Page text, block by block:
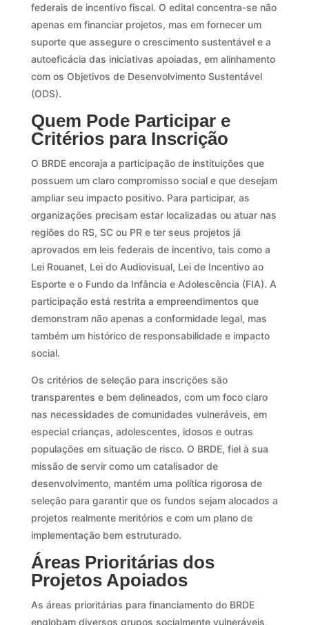
federais de incentivo fiscal. O edital concentra-se não
apenas em financiar projetos, mas em fornecer um
suporte que assegure o crescimento sustentável e a
autoeficácia das iniciativas apoiadas, em alinhamento
com os Objetivos de Desenvolvimento Sustentável
(ODS).
Quem Pode Participar e
Critérios para Inscrição
O BRDE encoraja a participação de instituições que
possuem um claro compromisso social e que desejam
ampliar seu impacto positivo. Para participar, as
organizações precisam estar localizadas ou atuar nas
regiões do RS, SC ou PR e ter seus projetos já
aprovados em leis federais de incentivo, tais como a
Lei Rouanet, Lei do Audiovisual, Lei de Incentivo ao
Esporte e o Fundo da Infância e Adolescência (FIA). A
participação está restrita a empreendimentos que
demonstram não apenas a conformidade legal, mas
também um histórico de responsabilidade e impacto
social.
Os critérios de seleção para inscrições são
transparentes e bem delineados, com um foco claro
nas necessidades de comunidades vulneráveis, em
especial crianças, adolescentes, idosos e outras
populações em situação de risco. O BRDE, fiel à sua
missão de servir como um catalisador de
desenvolvimento, mantém uma política rigorosa de
seleção para garantir que os fundos sejam alocados a
projetos realmente meritórios e com um plano de
implementação bem estruturado.
Áreas Prioritárias dos
Projetos Apoiados
As áreas prioritárias para financiamento do BRDE
englobam diversos grupos socialmente vulneráveis,